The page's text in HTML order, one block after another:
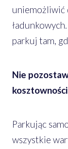
uniemożliwić
parkuj tam,
Nie
kosztowności
Parkując
wszystkie